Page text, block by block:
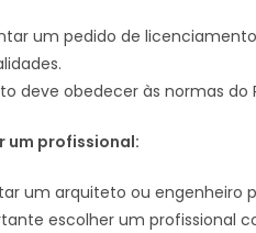
um pedido de
deve obedecer às normas do
um profissional:
um arquiteto ou engenheiro
escolher um profissional